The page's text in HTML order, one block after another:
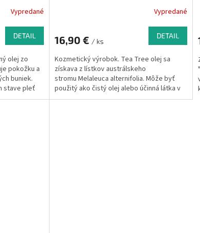
Vypredané
DETAIL
olej zo
pokožku a
buniek.
stave pleť
akné a
pleti.
Vypredané
16,90 € / ks
DETAIL
Kozmetický výrobok. Tea Tree olej sa
získava z lístkov austrálskeho
stromu Melaleuca alternifolia. Môže byť
použitý ako čistý olej alebo účinná látka v
kozmetických výrobkoch pre každý typ